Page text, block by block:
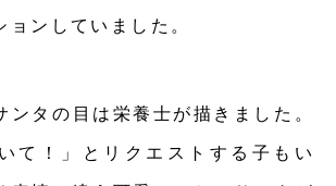
ョンしていました。
ンタの目は栄養士が描きました。
て！」とリクエストする子もい